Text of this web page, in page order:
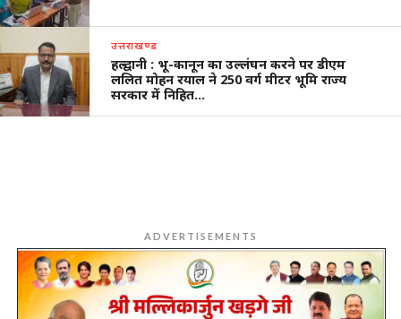
उत्तराखण्ड
हल्द्वानी : भू-कानून का उल्लंघन करने पर डीएम
ललित मोहन रयाल ने 250 वर्ग मीटर भूमि राज्य
सरकार में निहित…
ADVERTISEMENTS